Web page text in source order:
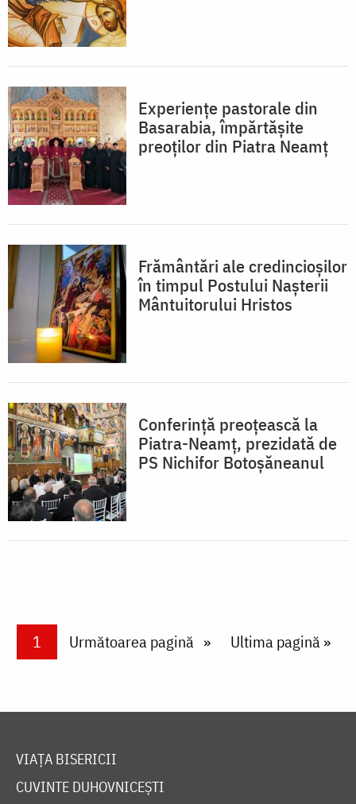
Experiențe pastorale din
Basarabia, împărtășite
preoților din Piatra Neamț
Frământări ale credincioșilor
în timpul Postului Nașterii
Mântuitorului Hristos
Conferință preoțească la
Piatra-Neamț, prezidată de
PS Nichifor Botoșăneanul
PaginareCurrent page
1 Next page
Următoarea pagină Last page
Ultima pagină »
VIAȚA BISERICII
CUVINTE DUHOVNICEȘTI